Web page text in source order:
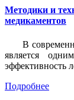
Методики и
медикаментов
В
является
эффективность
Подробнее